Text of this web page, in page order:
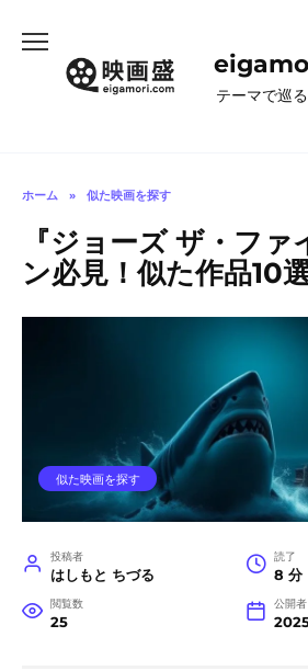
テーマで巡
ホーム » 似た映画を探す
『ジョーズ ザ・フ
ン必見！似た作品10
似た映画を探す
投稿者
はしもと ちづる
読了
8 分
閲覧数
25
公開者